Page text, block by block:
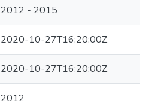
2012 - 2015
2020-10-27T16:20:00Z
2020-10-27T16:20:00Z
2012